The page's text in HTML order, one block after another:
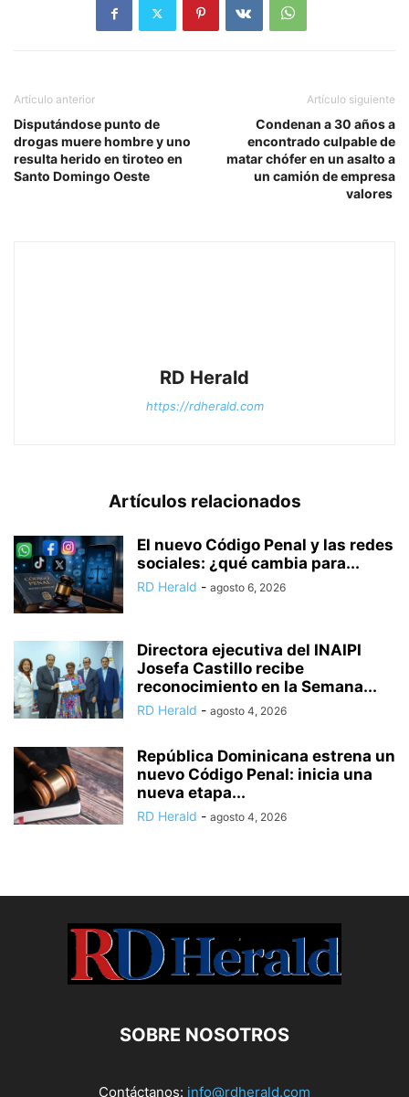
Artículo anterior
Disputándose punto de
drogas muere hombre y uno
resulta herido en tiroteo en
Santo Domingo Oeste
Artículo siguiente
Condenan a 30 años a
encontrado culpable de
matar chófer en un asalto a
un camión de empresa
valores
RD Herald
https://rdherald.com
Artículos relacionados
El nuevo Código Penal y las redes
sociales: ¿qué cambia para...
RD Herald - agosto 6, 2026
Directora ejecutiva del INAIPI
Josefa Castillo recibe
reconocimiento en la Semana...
RD Herald - agosto 4, 2026
República Dominicana estrena un
nuevo Código Penal: inicia una
nueva etapa...
RD Herald - agosto 4, 2026
SOBRE NOSOTROS
Contáctanos: info@rdherald.com